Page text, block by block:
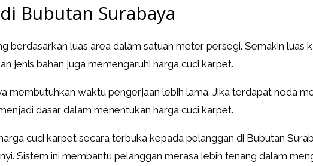
Bubutan Surabaya
berdasarkan luas area dalam satuan meter persegi. Semakin
jenis bahan juga memengaruhi harga cuci karpet.
membutuhkan waktu pengerjaan lebih lama. Jika terdapat noda
dasar dalam menentukan harga cuci karpet.
cuci karpet secara terbuka kepada pelanggan di Bubutan
Sistem ini membantu pelanggan merasa lebih tenang dalam